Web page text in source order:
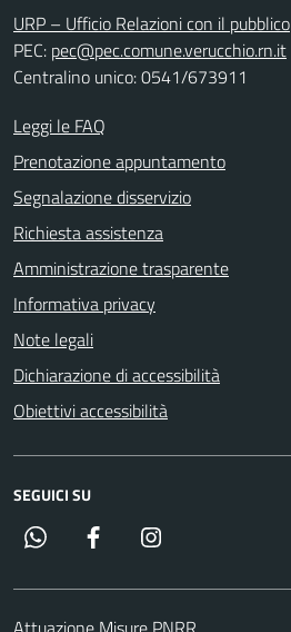
URP – Ufficio Relazioni con il pubblico
PEC: pec@pec.comune.verucchio.rn.it
Centralino unico: 0541/673911
Leggi le FAQ
Prenotazione appuntamento
Segnalazione disservizio
Richiesta assistenza
Amministrazione trasparente
Informativa privacy
Note legali
Dichiarazione di accessibilità
Obiettivi accessibilità
SEGUICI SU
Whatsapp Facebook